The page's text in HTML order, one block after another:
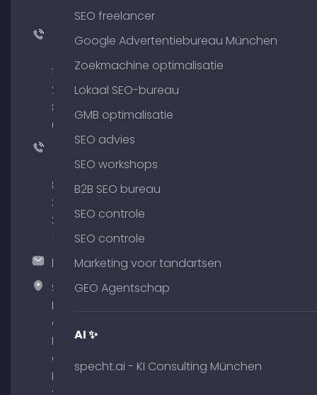
+49
176
204
801
64
+49
89
380
375
hallo@timospecht.de
Specht
Marketing
GmbH –
Palais am
Obelisk
Briennerstr.
SEO freelancer
Google Advertentiebureau München
Zoekmachine optimalisatie
Lokaal SEO-bureau
GMB optimalisatie
SEO advies
SEO workshops
B2B SEO bureau
SEO controle
SEO controle
Marketing voor tandartsen
GEO Agentschap
AI ✨
specht.ai - KI Consulting München